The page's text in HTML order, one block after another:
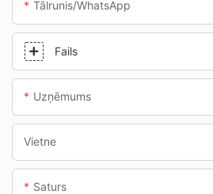
Tālrunis/WhatsApp
Fails
Uzņēmums
Vietne
Saturs